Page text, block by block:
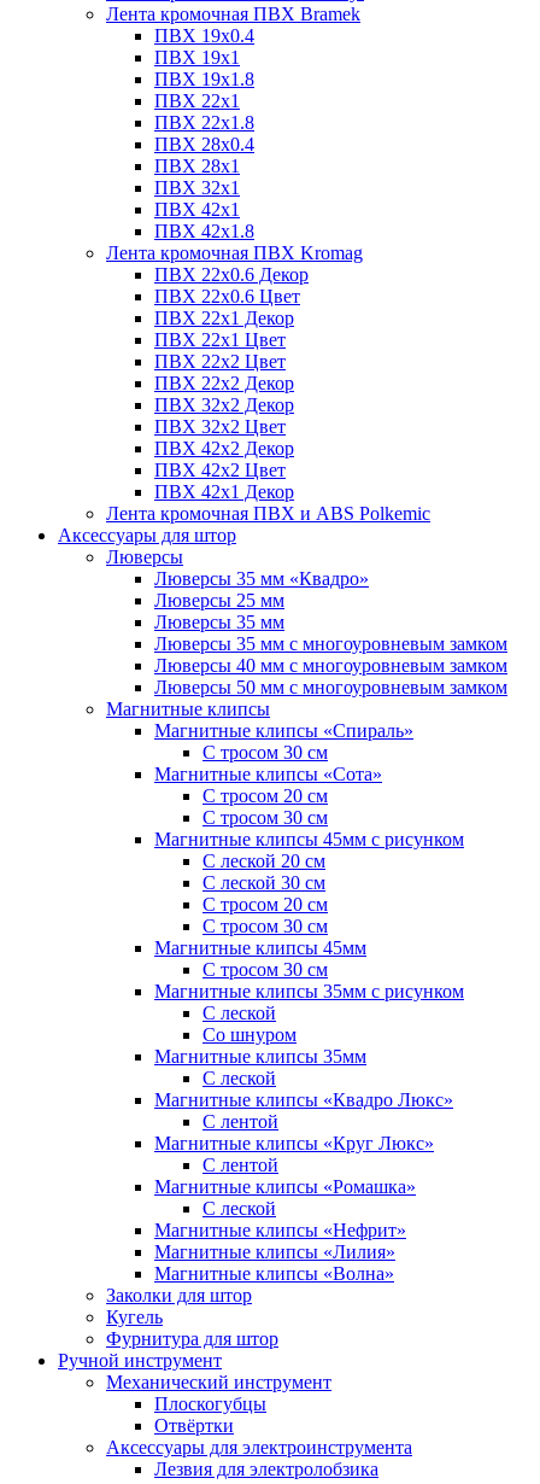
Лента кромочная ПВХ Bramek
ПВХ 19x0.4
ПВХ 19х1
ПВХ 19х1.8
ПВХ 22х1
ПВХ 22х1.8
ПВХ 28х0.4
ПВХ 28х1
ПВХ 32x1
ПВХ 42х1
ПВХ 42х1.8
Лента кромочная ПВХ Kromag
ПВХ 22x0.6 Декор
ПВХ 22x0.6 Цвет
ПВХ 22x1 Декор
ПВХ 22x1 Цвет
ПВХ 22x2 Цвет
ПВХ 22x2 Декор
ПВХ 32x2 Декор
ПВХ 32x2 Цвет
ПВХ 42x2 Декор
ПВХ 42x2 Цвет
ПВХ 42x1 Декор
Лента кромочная ПВХ и ABS Polkemic
Аксессуары для штор
Люверсы
Люверсы 35 мм «Квадро»
Люверсы 25 мм
Люверсы 35 мм
Люверсы 35 мм с многоуровневым замком
Люверсы 40 мм с многоуровневым замком
Люверсы 50 мм с многоуровневым замком
Магнитные клипсы
Магнитные клипсы «Спираль»
С тросом 30 см
Магнитные клипсы «Сота»
С тросом 20 см
С тросом 30 см
Магнитные клипсы 45мм с рисунком
С леской 20 см
С леской 30 см
С тросом 20 см
С тросом 30 см
Магнитные клипсы 45мм
С тросом 30 см
Магнитные клипсы 35мм с рисунком
С леской
Со шнуром
Магнитные клипсы 35мм
С леской
Магнитные клипсы «Квадро Люкс»
С лентой
Магнитные клипсы «Круг Люкс»
С лентой
Магнитные клипсы «Ромашка»
С леской
Магнитные клипсы «Нефрит»
Магнитные клипсы «Лилия»
Магнитные клипсы «Волна»
Заколки для штор
Кугель
Фурнитура для штор
Ручной инструмент
Механический инструмент
Плоскогубцы
Отвёртки
Аксессуары для электроинструмента
Лезвия для электролобзика